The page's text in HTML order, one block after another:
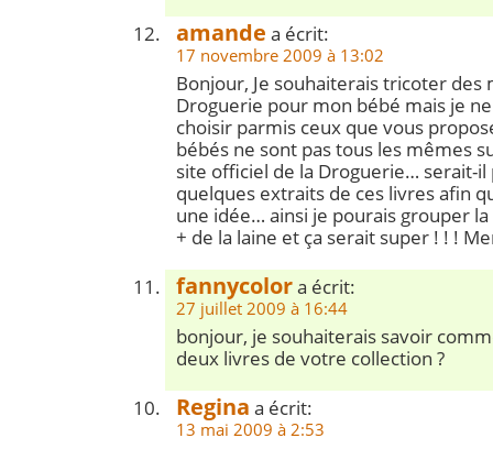
amande a écrit:
17 novembre 2009 à 13:02
Bonjour, Je souhaiterais tricoter des
Droguerie pour mon bébé mais je
choisir parmis ceux que vous
bébés ne sont pas tous les mêmes
site officiel de la Droguerie… serait-il
quelques extraits de ces livres afin
une idée… ainsi je pourais grouper
+ de la laine et ça serait super ! ! !
fannycolora écrit:
27 juillet 2009 à 16:44
bonjour, je souhaiterais savoir
deux livres de votre collection ?
Regina a écrit:
13 mai 2009 à 2:53